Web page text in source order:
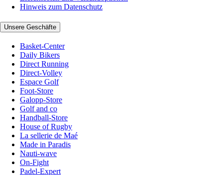
Hinweis zum Datenschutz
Unsere Geschäfte
Basket-Center
Daily Bikers
Direct Running
Direct-Volley
Espace Golf
Foot-Store
Galopp-Store
Golf and co
Handball-Store
House of Rugby
La sellerie de Maé
Made in Paradis
Nauti-wave
On-Fight
Padel-Expert